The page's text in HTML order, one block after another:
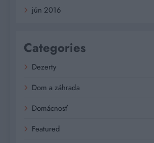
jún 2016
Categories
Dezerty
Dom a záhrada
Domácnosť
Featured